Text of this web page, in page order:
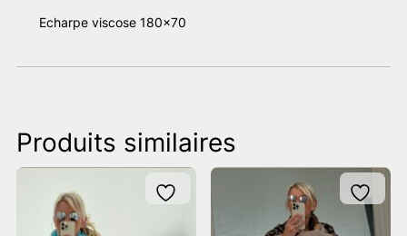
Echarpe viscose 180×70
Produits similaires